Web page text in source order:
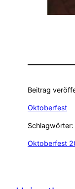
Beitrag
Oktoberfest
Schlagwörter:
Oktoberfest